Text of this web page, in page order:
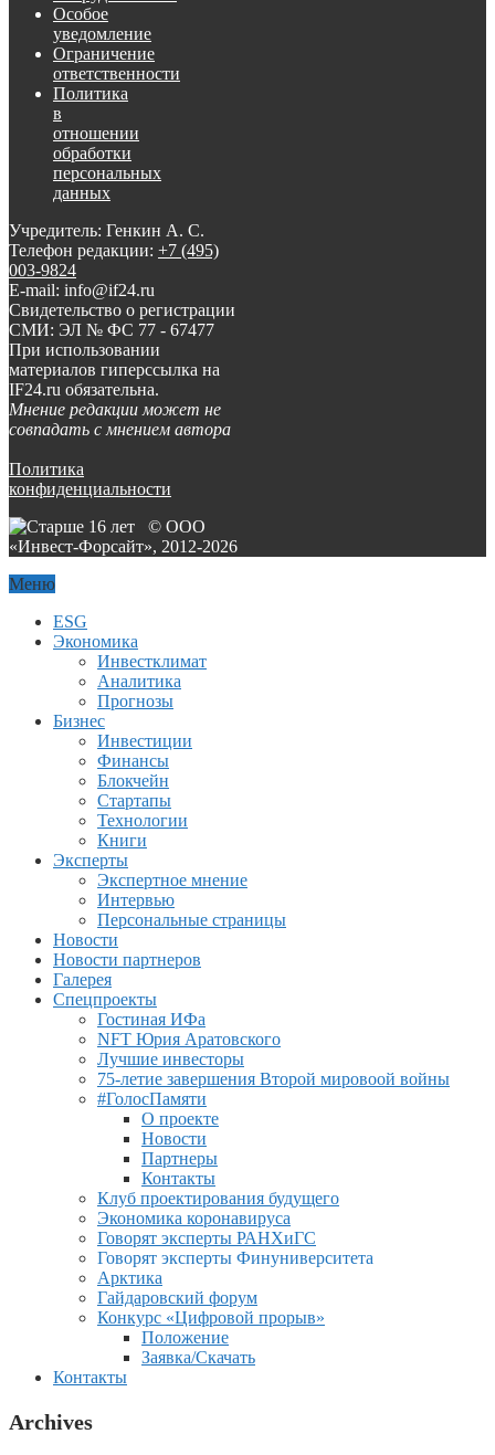
Особое
уведомление
Ограничение
ответственности
Политика
в
отношении
обработки
персональных
данных
Учредитель: Генкин А. С.
Телефон редакции: +7 (495)
003-9824
E-mail: info@if24.ru
Свидетельство о регистрации
СМИ: ЭЛ № ФС 77 - 67477
При использовании
материалов гиперссылка на
IF24.ru обязательна.
Мнение редакции может не
совпадать с мнением автора
Политика
конфиденциальности
© ООО
«Инвест-Форсайт», 2012-2026
Меню
ESG
Экономика
Инвестклимат
Аналитика
Прогнозы
Бизнес
Инвестиции
Финансы
Блокчейн
Стартапы
Технологии
Книги
Эксперты
Экспертное мнение
Интервью
Персональные страницы
Новости
Новости партнеров
Галерея
Спецпроекты
Гостиная ИФа
NFT Юрия Аратовского
Лучшие инвесторы
75-летие завершения Второй мировоой войны
#ГолосПамяти
О проекте
Новости
Партнеры
Контакты
Клуб проектирования будущего
Экономика коронавируса
Говорят эксперты РАНХиГС
Говорят эксперты Финуниверситета
Арктика
Гайдаровский форум
Конкурс «Цифровой прорыв»
Положение
Заявка/Скачать
Контакты
Archives